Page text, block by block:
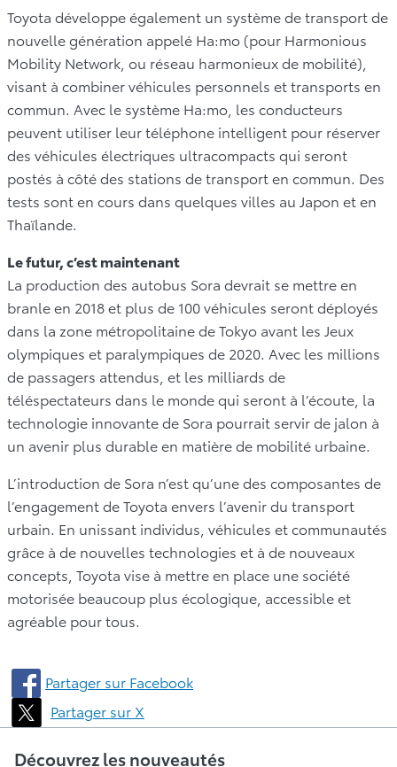
Toyota développe également un système de transport de
nouvelle génération appelé Ha:mo (pour Harmonious
Mobility Network, ou réseau harmonieux de mobilité),
visant à combiner véhicules personnels et transports en
commun. Avec le système Ha:mo, les conducteurs
peuvent utiliser leur téléphone intelligent pour réserver
des véhicules électriques ultracompacts qui seront
postés à côté des stations de transport en commun. Des
tests sont en cours dans quelques villes au Japon et en
Thaïlande.
Le futur, c’est maintenant
La production des autobus Sora devrait se mettre en
branle en 2018 et plus de 100 véhicules seront déployés
dans la zone métropolitaine de Tokyo avant les Jeux
olympiques et paralympiques de 2020. Avec les millions
de passagers attendus, et les milliards de
téléspectateurs dans le monde qui seront à l’écoute, la
technologie innovante de Sora pourrait servir de jalon à
un avenir plus durable en matière de mobilité urbaine.
L’introduction de Sora n’est qu’une des composantes de
l’engagement de Toyota envers l’avenir du transport
urbain. En unissant individus, véhicules et communautés
grâce à de nouvelles technologies et à de nouveaux
concepts, Toyota vise à mettre en place une société
motorisée beaucoup plus écologique, accessible et
agréable pour tous.
Partager sur Facebook
Partager sur X
Découvrez les nouveautés